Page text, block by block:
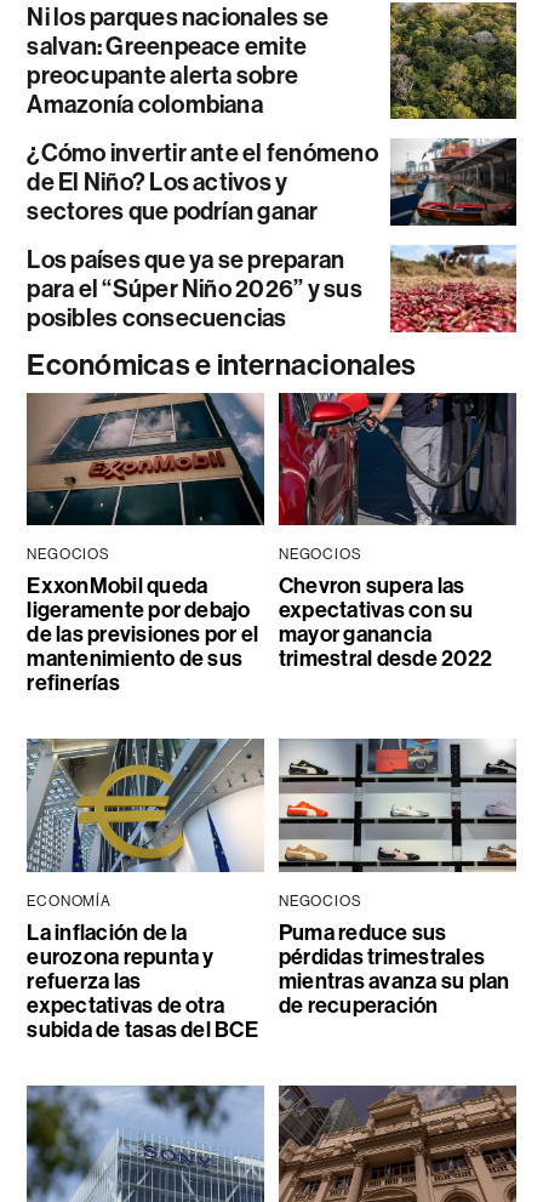
Ni los parques nacionales se
salvan: Greenpeace emite
preocupante alerta sobre
Amazonía colombiana
¿Cómo invertir ante el fenómeno
de El Niño? Los activos y
sectores que podrían ganar
Los países que ya se preparan
para el “Súper Niño 2026” y sus
posibles consecuencias
Económicas e internacionales
NEGOCIOS
ExxonMobil queda
ligeramente por debajo
de las previsiones por el
mantenimiento de sus
refinerías
NEGOCIOS
Chevron supera las
expectativas con su
mayor ganancia
trimestral desde 2022
ECONOMÍA
La inflación de la
eurozona repunta y
refuerza las
expectativas de otra
subida de tasas del BCE
NEGOCIOS
Puma reduce sus
pérdidas trimestrales
mientras avanza su plan
de recuperación